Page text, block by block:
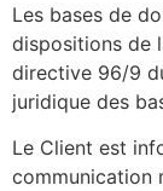
Les bases de
dispositions de
directive 96/9
juridique des
Le Client est
communication